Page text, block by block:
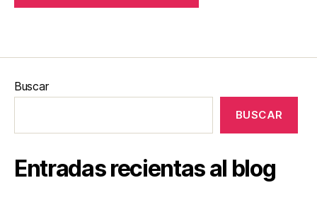
Buscar
BUSCAR
Entradas recientas al blog